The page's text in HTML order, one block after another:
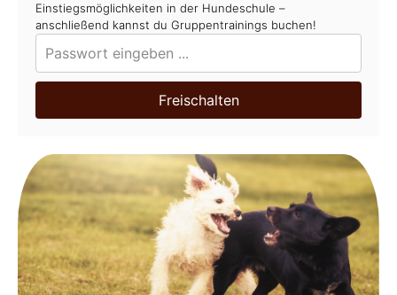
Einstiegsmöglichkeiten in der Hundeschule –
anschließend kannst du Gruppentrainings buchen!
Freischalten